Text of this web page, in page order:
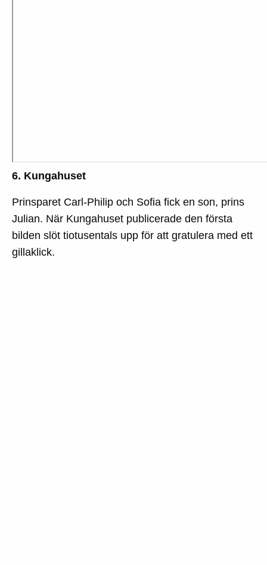
6. Kungahuset
Prinsparet Carl-Philip och Sofia fick en son, prins
Julian. När Kungahuset publicerade den första
bilden slöt tiotusentals upp för att gratulera med ett
gillaklick.